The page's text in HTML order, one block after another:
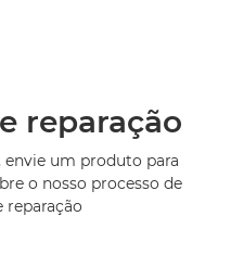
reparação
envie um produto para
o nosso processo de
reparação